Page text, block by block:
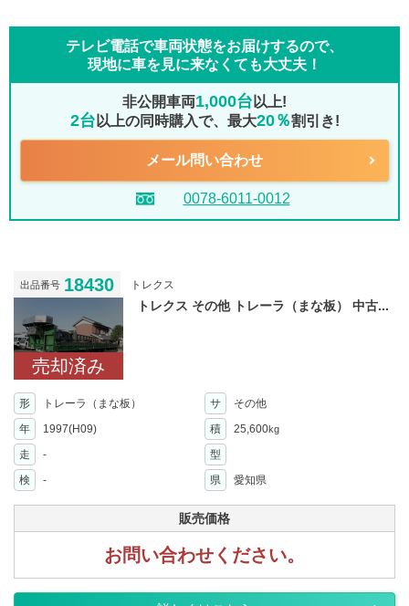
テレビ電話で車両状態をお届けするので、
現地に車を見に来なくても大丈夫！
非公開車両1,000台 以上!
2台 以上の同時購入で、最大20％割引き!
メール問い合わせ
0078-6011-0012
出品番号 18430 トレクス
売却済み
トレクス その他 トレーラ（まな板） 中古...
形 トレーラ（まな板） サ
その他
年
1997(H09) 積 25,600kg
走 -
型
検
- 県 愛知県
販売価格
お問い合わせください。